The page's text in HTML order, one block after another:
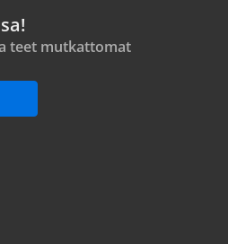
teet mutkattomat